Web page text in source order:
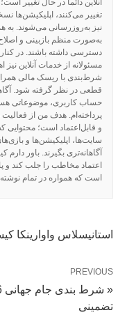
آنلاین دائماً در حال تغییر
تغییر می‌کنند، اپلیکیشن‌ها
نیز به‌روزرسانی می‌شوند. به
به‌صورت منظم بازبینی و
دسترسی داشته باشند. در
مسئولانه از خدمات آنلاین
شرط‌بندی با ریسک مالی
قطعی در نظر گرفته شود.
حساب کاربری، موضوعاتی
پرداخته‌ام. هدف من از فعالیت
و قابل‌اعتماد است؛ محتوایی
سایت‌ها، اپلیکیشن‌ها و
آگاهانه‌تری بگیرند. باور
اعتماد مخاطب را جلب کند و
است که همواره در تمام
استانیسلاس واوارینکا
PREVIOUS
تضمینی